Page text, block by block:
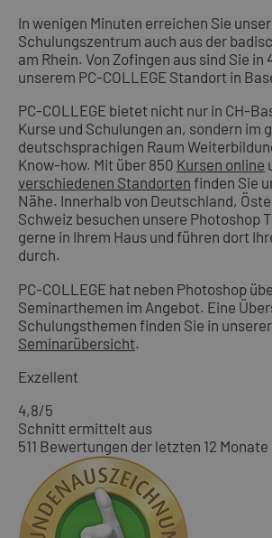
In wenigen Minuten erreichen Sie unser
Schulungszentrum auch aus der
am Rhein. Von Zofingen aus sind Sie in
unserem PC-COLLEGE Standort in
PC-COLLEGE bietet nicht nur in CH-
Kurse und Schulungen an, sondern im
deutschsprachigen Raum
Know-how. Mit über 850 Kursen online
verschiedenen Standorten finden Sie
Nähe. Innerhalb von Deutschland,
Schweiz besuchen unsere Photoshop
gerne in Ihrem Haus und führen dort
durch.
PC-COLLEGE hat neben Photoshop
Seminarthemen im Angebot. Eine
Schulungsthemen finden Sie in unserer
Seminarübersicht.
Exzellent
4,8/5
Schnitt ermittelt aus
511 Bewertungen der letzten 12 Monate